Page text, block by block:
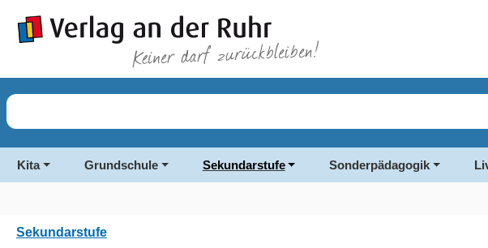
Zur Hauptnavigation springen
Kita Grundschule Sekundarstufe Sonderpädagogik
Sekundarstufe